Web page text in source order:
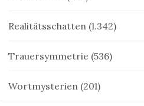
Realitätsschatten (1.342)
Trauersymmetrie (536)
Wortmysterien (201)